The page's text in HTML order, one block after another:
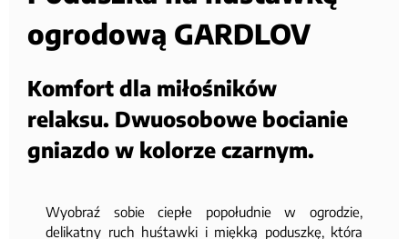
ogrodową GARDLOV
Komfort dla miłośników
relaksu. Dwuosobowe bocianie
gniazdo w kolorze czarnym.
Wyobraź sobie ciepłe popołudnie w ogrodzie,
delikatny ruch huśtawki i miękką poduszkę, która